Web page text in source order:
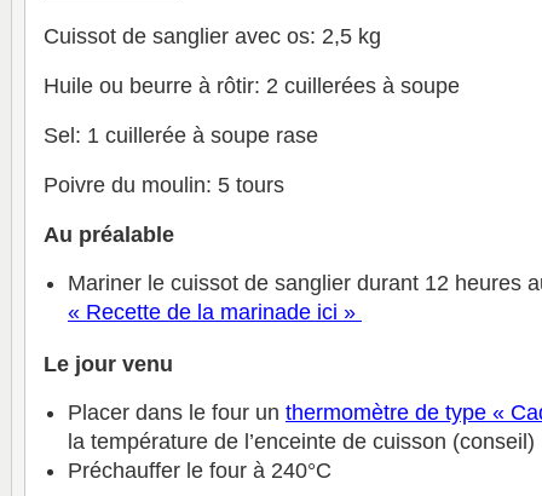
Cuissot de sanglier avec os: 2,5 kg
Huile ou beurre à rôtir: 2 cuillerées à soupe
Sel: 1 cuillerée à soupe rase
Poivre du moulin: 5 tours
Au préalable
Mariner le cuissot de sanglier durant 12 heures
« Recette de la marinade ici »
Le jour venu
Placer dans le four un thermomètre de type «
la température de l’enceinte de cuisson (conseil)
Préchauffer le four à 240°C